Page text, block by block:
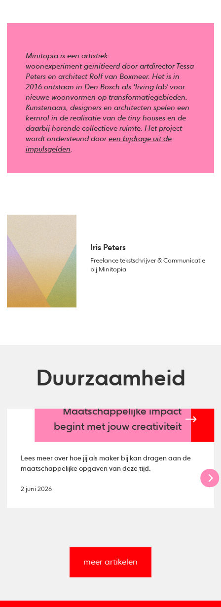
Minitopiais een artistiek
woonexperiment geïnitieerd door artdirector Tessa
Peters en architect Rolf van Boxmeer. Het is in
2016 ontstaan in Den Bosch als ‘living lab’ voor
nieuwe woonvormen op transformatiegebieden.
Kunstenaars, designers en architecten spelen een
kernrol in de realisatie van de tiny houses en de
daarbij horende collectieve ruimte. Het project
wordt ondersteund door een bijdrage uit de
impulsgelden.
Iris Peters
Freelance tekstschrijver & Communicatie
bij Minitopia
Duurzaamheid
Maatschappelijke impact
begint met jouw creativiteit
Lees meer over hoe jij als maker bij kan dragen aan de
maatschappelijke opgaven van deze tijd.
2 juni 2026
meer artikelen